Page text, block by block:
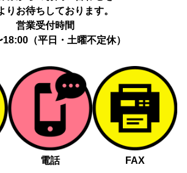
りお待ちしております。
営業受付時間
（平日・土曜不定休）
電話 FAX